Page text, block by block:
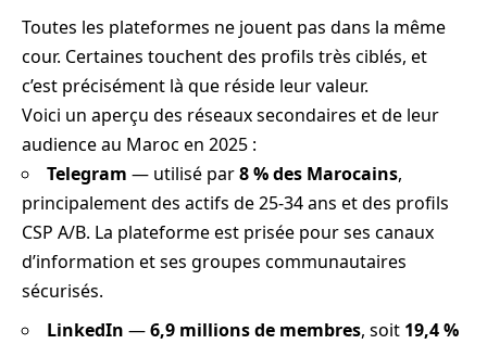
Toutes les plateformes ne jouent pas dans la même
cour. Certaines touchent des profils très ciblés, et
c’est précisément là que réside leur valeur.
Voici un aperçu des réseaux secondaires et de leur
audience au Maroc en 2025 :
Telegram — utilisé par8 % des Marocains,
principalement des actifs de 25-34 ans et des profils
CSP A/B. La plateforme est prisée pour ses canaux
d’information et ses groupes communautaires
sécurisés.
LinkedIn —6,9 millions de membres, soit 19,4 %